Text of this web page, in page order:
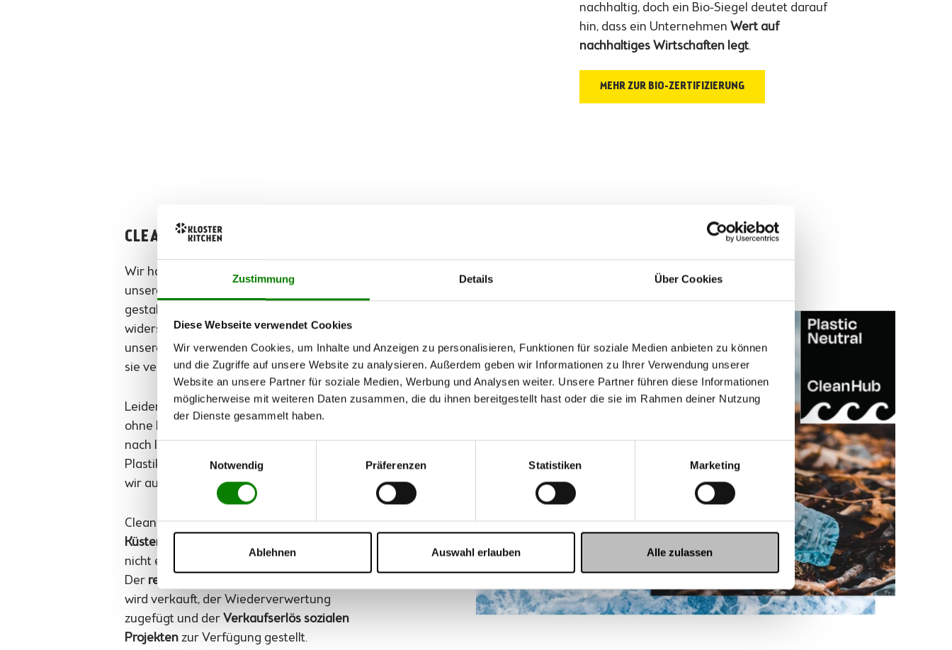
Zustimmung Details Über Cookies
Diese Webseite verwendet Cookies
Wir verwenden Cookies, um Inhalte und Anzeigen zu personalisieren, Funktionen für soziale Medien anbieten zu können
und die Zugriffe auf unsere Website zu analysieren. Außerdem geben wir Informationen zu Ihrer Verwendung unserer
Website an unsere Partner für soziale Medien, Werbung und Analysen weiter. Unsere Partner führen diese Informationen
möglicherweise mit weiteren Daten zusammen, die du ihnen bereitgestellt hast oder die sie im Rahmen deiner Nutzung
der Dienste gesammelt haben.
Notwendig
Präferenzen Statistiken Marketing
Ablehnen Auswahl erlauben Alle zulassen
nachhaltig, doch ein Bio-Siegel deutet darauf
hin, dass ein Unternehmen Wert auf
nachhaltiges Wirtschaften legt.
MEHR ZUR BIO-ZERTIFIZIERUNG
CLEAN HUB
Wir haben lange daran gefeilt,
unsere
gestalten. Nicht nur sind sie besonders
widerstandsfähig und darauf ausgelegt,
unsere Glasflaschen sicher zu dir zu bringen,
sie verzichten auch wo möglich auf Plastik!
Leider ist es (noch) nicht möglich, komplett
ohne Plastik auszukommen. Auf der Suche
nach Ideen, wie wir unseren
Plastikverbrauch ausgleichen können, sind
wir auf CleanHub aufmerksam geworden.
CleanHub ist eine Organisation, diePlastik in
Küstenregionen sammelt
nicht erst ins Meer gelangen kann.
Der recyclebare Anteil
wird verkauft, der Wiederverwertung
zugefügt und der Verkaufserlös sozialen
Projekten zur Verfügung gestellt.